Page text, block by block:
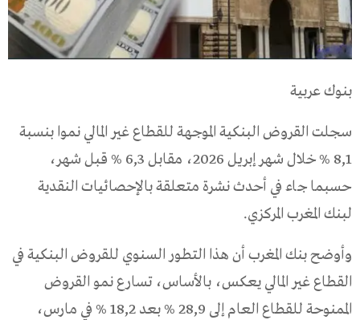
بنوك عربية
سجلت القروض البنكية الموجهة للقطاع غير المالي نموا بنسبة
8,1 % خلال شهر إبريل 2026، مقابل 6,3 % قبل شهر،
حسبما جاء في أحدث نشرة متعلقة بالإحصائيات النقدية
لبنك المغرب المركزي.
وأوضح بنك المغرب أن هذا التطور السنوي للقروض البنكية في
القطاع غير المالي يعكس، بالأساس، تسارع نمو القروض
الممنوحة للقطاع العام إلى 28,9 % بعد 18,2 % في مارس،